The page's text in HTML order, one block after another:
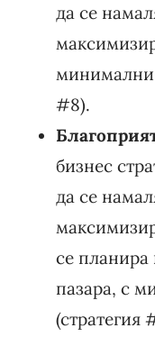
да се
минимални
#8).
бизнес
да се
се планира
пазара, с
(стратегия